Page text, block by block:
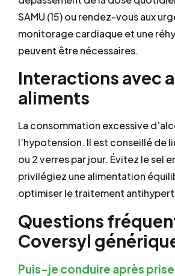
SAMU (15) ou rendez-vous aux
monitorage cardiaque et une
peuvent être nécessaires.
Interactions avec
aliments
La consommation excessive
l’hypotension. Il est conseillé de
ou 2 verres par jour. Évitez le sel
privilégiez une alimentation
optimiser le traitement
Questions
Coversyl
Puis-je conduire après